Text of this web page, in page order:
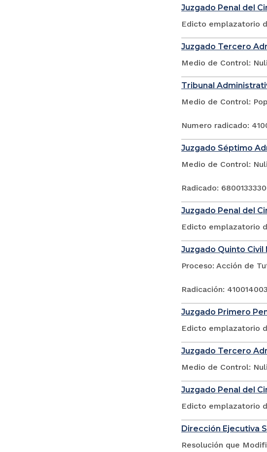
Juzgado Penal del
Edicto emplazatorio
Juzgado Tercero
Medio de Control:
Tribunal
Medio de Control:
Numero radicado:
Juzgado Séptimo
Medio de Control:
Radicado:
Juzgado Penal del
Edicto emplazatorio
Juzgado Quinto Civil
Proceso: Acción de
Radicación:
Juzgado Primero
Edicto emplazatorio
Juzgado Tercero
Medio de Control:
Juzgado Penal del
Edicto emplazatorio
Dirección Ejecutiva
Resolución que